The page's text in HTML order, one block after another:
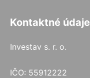
Kontaktné údaje
Investav s. r. o.
IČO: 55912222